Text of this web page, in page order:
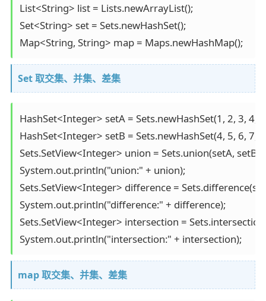
List<String> list = Lists.newArrayList();
Set<String> set = Sets.newHashSet();
Map<String, String> map = Maps.newHashMap();
Set 取交集、并集、差集
HashSet<Integer> setA = Sets.newHashSet(1, 2, 3, 4,
HashSet<Integer> setB = Sets.newHashSet(4, 5, 6, 7,
Sets.SetView<Integer> union = Sets.union(setA, setB);
System.out.println("union:" + union);
Sets.SetView<Integer> difference =
System.out.println("difference:" + difference);
Sets.SetView<Integer> intersection =
System.out.println("intersection:" + intersection);
map 取交集、并集、差集